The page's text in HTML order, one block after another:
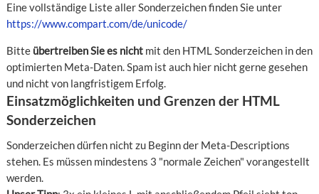
Eine vollständige Liste aller Sonderzeichen finden Sie unter
https://www.compart.com/de/unicode/
Bitte übertreiben Sie es nichtmit den HTML Sonderzeichen in den
optimierten Meta-Daten. Spam ist auch hier nicht gerne gesehen
und nicht von langfristigem Erfolg.
Einsatzmöglichkeiten und Grenzen der HTML
Sonderzeichen
Sonderzeichen dürfen nicht zu Beginn der Meta-Descriptions
stehen. Es müssen mindestens 3 "normale Zeichen" vorangestellt
werden.